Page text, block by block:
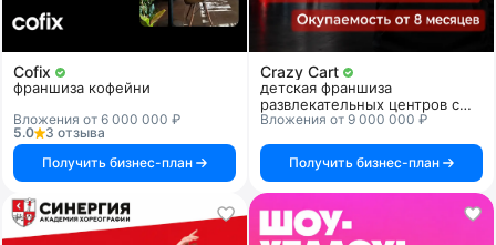
Cofix
франшиза кофейни
Вложения от 6 000 000 ₽
5.0
3 отзыва
Получить бизнес-план
Crazy Cart
детская франшиза
развлекательных центров с
дрифт-картингом
Вложения от 9 000 000 ₽
Получить бизнес-план